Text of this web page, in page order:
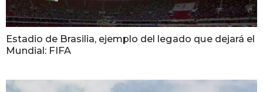
Estadio de Brasilia, ejemplo del legado que dejará el
Mundial: FIFA